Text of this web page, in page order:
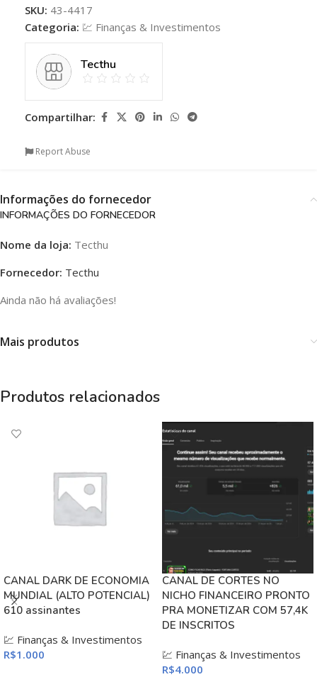
SKU: 43-4417
Categoria: 💹 Finanças & Investimentos
Tecthu
Compartilhar:
Report Abuse
Informações do fornecedor
INFORMAÇÕES DO FORNECEDOR
Nome da loja: Tecthu
Fornecedor: Tecthu
Ainda não há avaliações!
Mais produtos
Produtos relacionados
CANAL DARK DE ECONOMIA
MUNDIAL (ALTO POTENCIAL)
610 assinantes
💹 Finanças & Investimentos
R$1.000
CANAL DE CORTES NO
NICHO FINANCEIRO PRONTO
PRA MONETIZAR COM 57,4K
DE INSCRITOS
💹 Finanças & Investimentos
R$4.000